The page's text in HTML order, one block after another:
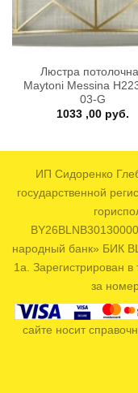
Люстра
Maytoni Messina
03-G
1033 ,00 руб.
ИП Сидоренко
государственной
народный банк» БИК
1а. Зарегистрирован
за
сайте носит